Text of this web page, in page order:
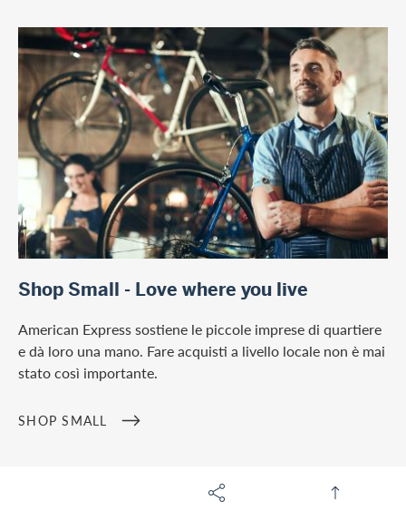
https://www.americanexpress.ch/it/premi/selects/shop-
Shop Small - Love where you live
American Express sostiene le piccole imprese di quartiere
e dà loro una mano. Fare acquisti a livello locale non è mai
stato così importante.
SHOP SMALL